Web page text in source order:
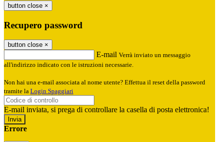
button close ×
Recupero password
button close ×
E-mail Verrà inviato un messaggio
all'indirizzo indicato con le istruzioni necessarie.
Non hai una e-mail associata al nome utente? Effettua il reset della password
tramite la Login Spaggiari
E-mail inviata, si prega di controllare la casella di posta elettronica!
Errore